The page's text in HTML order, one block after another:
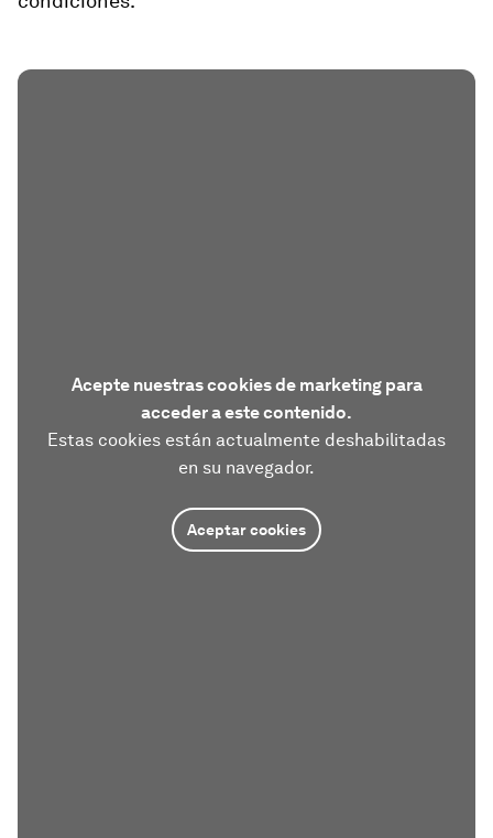
Acepte nuestras cookies de marketing para
acceder a este contenido.
Estas cookies están actualmente deshabilitadas
en su navegador.
Aceptar cookies